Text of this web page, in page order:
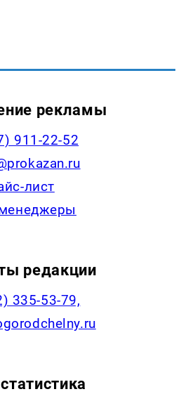
рекламы
911-22-52
лист
редакции
335-53-79,